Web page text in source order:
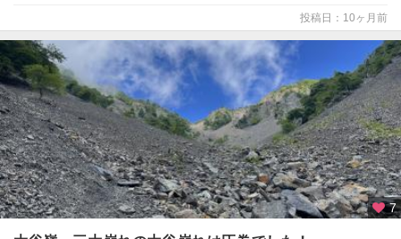
蓮
台
寺
）
寸
又
峡
・
梅
ヶ
島
投稿日：10ヶ月前
7